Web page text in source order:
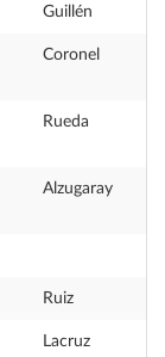
Guillén
Coronel
Rueda
Alzugaray
Ruiz
Lacruz